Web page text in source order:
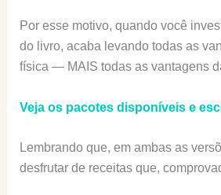
Por esse motivo, quando você
do livro, acaba levando todas as
física — MAIS todas as vantagens
Veja os pacotes disponíveis e
Lembrando que, em ambas as
desfrutar de receitas que,